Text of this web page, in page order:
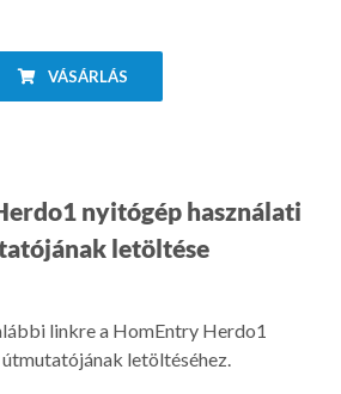
VÁSÁRLÁS
nyitógép használati
letöltése
linkre a HomEntry Herdo1
letöltéséhez.